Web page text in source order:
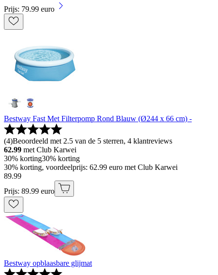
Prijs: 79.99 euro
Bestway Fast Met Filterpomp Rond Blauw (Ø244 x 66 cm) -
(4)Beoordeeld met 2.5 van de 5 sterren, 4 klantreviews
62.99 met Club Karwei
30% korting30% korting
30% korting, voordeelprijs: 62.99 euro met Club Karwei
89.99
Prijs: 89.99 euro
Bestway opblaasbare glijmat